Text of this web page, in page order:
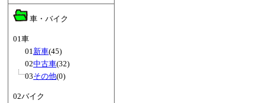
車・バイク
01車
01 新車(45)
02中古車(32)
03その他(0)
02バイク